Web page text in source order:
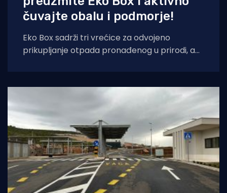
čuvajte obalu i podmorje!
Eko Box sadrži tri vrećice za odvojeno
prikupljanje otpada pronađenog u prirodi, a